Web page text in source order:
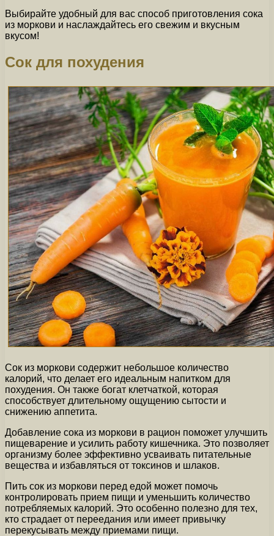
Выбирайте удобный для вас способ приготовления сока
из моркови и наслаждайтесь его свежим и вкусным
вкусом!
Сок для похудения
Сок из моркови содержит небольшое количество
калорий, что делает его идеальным напитком для
похудения. Он также богат клетчаткой, которая
способствует длительному ощущению сытости и
снижению аппетита.
Добавление сока из моркови в рацион поможет улучшить
пищеварение и усилить работу кишечника. Это позволяет
организму более эффективно усваивать питательные
вещества и избавляться от токсинов и шлаков.
Пить сок из моркови перед едой может помочь
контролировать прием пищи и уменьшить количество
потребляемых калорий. Это особенно полезно для тех,
кто страдает от переедания или имеет привычку
перекусывать между приемами пищи.